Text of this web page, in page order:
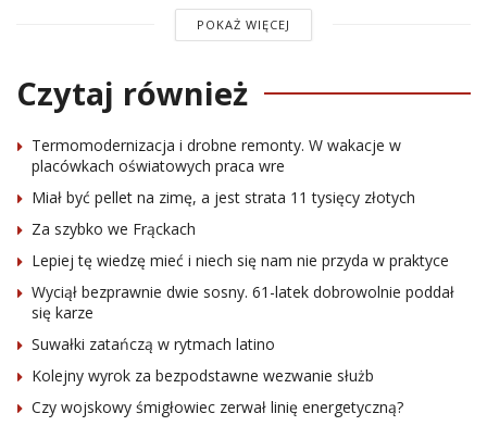
POKAŻ WIĘCEJ
Czytaj również
Termomodernizacja i drobne remonty. W wakacje w
placówkach oświatowych praca wre
Miał być pellet na zimę, a jest strata 11 tysięcy złotych
Za szybko we Frąckach
Lepiej tę wiedzę mieć i niech się nam nie przyda w praktyce
Wyciął bezprawnie dwie sosny. 61-latek dobrowolnie poddał
się karze
Suwałki zatańczą w rytmach latino
Kolejny wyrok za bezpodstawne wezwanie służb
Czy wojskowy śmigłowiec zerwał linię energetyczną?